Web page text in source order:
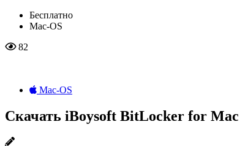
Бесплатно
Mac-OS
82
Mac-OS
Скачать iBoysoft BitLocker for Mac